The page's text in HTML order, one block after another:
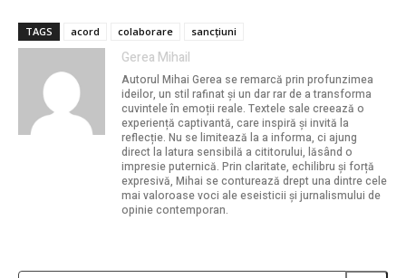
TAGS acord colaborare sancțiuni
Gerea Mihail
Autorul Mihai Gerea se remarcă prin profunzimea
ideilor, un stil rafinat și un dar rar de a transforma
cuvintele în emoții reale. Textele sale creează o
experiență captivantă, care inspiră și invită la
reflecție. Nu se limitează la a informa, ci ajung
direct la latura sensibilă a cititorului, lăsând o
impresie puternică. Prin claritate, echilibru și forță
expresivă, Mihai se conturează drept una dintre cele
mai valoroase voci ale eseisticii și jurnalismului de
opinie contemporan.